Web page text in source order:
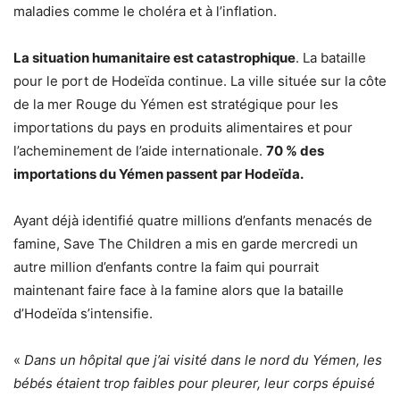
maladies comme le choléra et à l’inflation.
La situation humanitaire est catastrophique. La bataille
pour le port de Hodeïda continue. La ville située sur la côte
de la mer Rouge du Yémen est stratégique pour les
importations du pays en produits alimentaires et pour
l’acheminement de l’aide internationale. 70 % des
importations du Yémen passent par Hodeïda.
Ayant déjà identifié quatre millions d’enfants menacés de
famine, Save The Children a mis en garde mercredi un
autre million d’enfants contre la faim qui pourrait
maintenant faire face à la famine alors que la bataille
d’Hodeïda s’intensifie.
« Dans un hôpital que j’ai visité dans le nord du Yémen, les
bébés étaient trop faibles pour pleurer, leur corps épuisé